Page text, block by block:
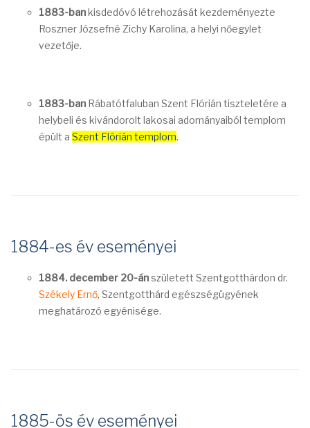
1883-bankisdedóvó létrehozását kezdeményezte
Roszner Józsefné Zichy Karolina, a helyi nőegylet
vezetője.
1883-ban Rábatótfaluban Szent Flórián tiszteletére a
helybeli és kivándorolt lakosai adományaiból templom
épült a Szent Flórián templom.
1884-es év eseményei
1884. december 20-án született Szentgotthárdon dr.
Székely Ernő, Szentgotthárd egészségügyének
meghatározó egyénisége.
1885-ös év eseményei